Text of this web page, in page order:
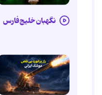
نگهبان خلیج‌فارس